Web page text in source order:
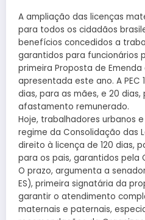
A ampliação das licenças
para todos os cidadãos
benefícios concedidos a
garantidos para funcionários
primeira Proposta de
apresentada este ano. A PEC
dias, para as mães, e 20
afastamento remunerado.
Hoje, trabalhadores urbanos
regime da Consolidação das
direito à licença de 120 dias,
para os pais, garantidos pela
O prazo, argumenta a
ES), primeira signatária da
garantir o atendimento
maternais e paternais,